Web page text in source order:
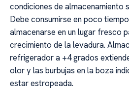
condiciones de almacenamiento
Debe consumirse en poco
almacenarse en un lugar fresco
crecimiento de la levadura.
refrigerador a +4 grados
olor y las burbujas en la boza
estar estropeada.